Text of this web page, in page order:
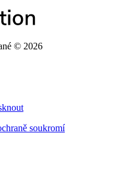
© 2026
soukromí